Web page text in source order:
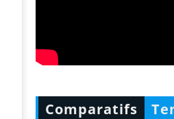
Comparatifs